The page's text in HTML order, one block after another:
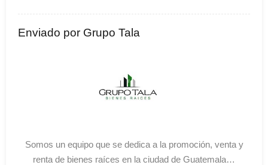
Enviado por Grupo Tala
Somos un equipo que se dedica a la promoción, venta y
renta de bienes raíces en la ciudad de Guatemala…